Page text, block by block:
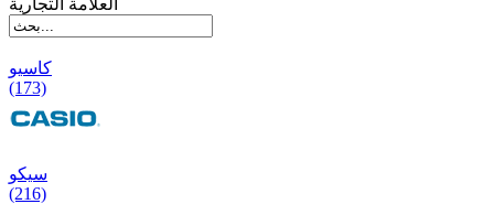
کاسیو
(173)
سیکو
(216)